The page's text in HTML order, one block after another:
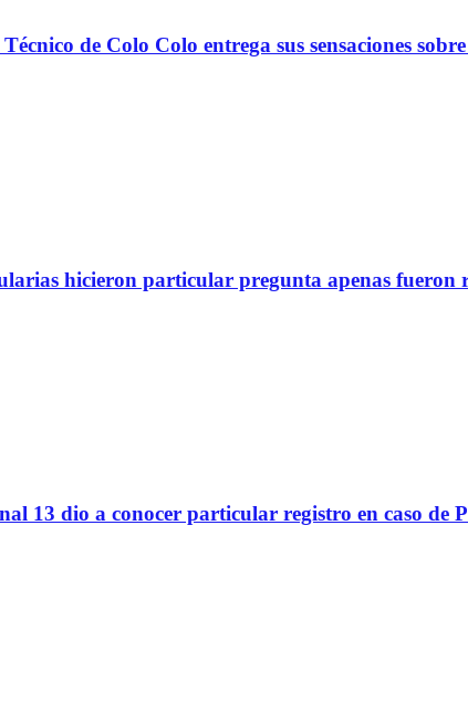
de Colo Colo entrega sus sensaciones
hicieron particular pregunta apenas fueron
13 dio a conocer particular registro en caso de